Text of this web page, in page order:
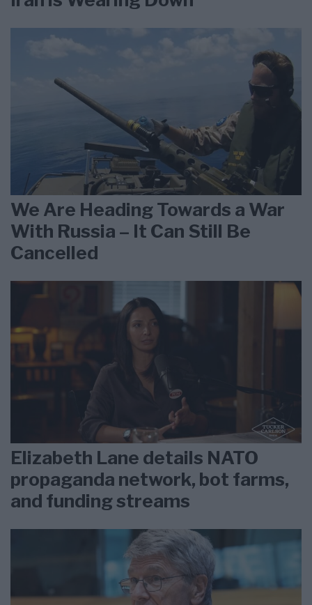
We Are Heading Towards a War
With Russia – It Can Still Be
Cancelled
Elizabeth Lane details NATO
propaganda network, bot farms,
and funding streams